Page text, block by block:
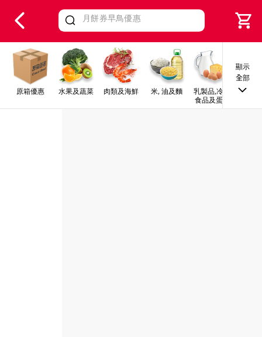
Valid Until 30 June 2026
原箱優惠 水果及蔬菜 肉類及海鮮 米, 油及麵
乳製品,冷凍
食品及蛋類
早餐
顯示
全部